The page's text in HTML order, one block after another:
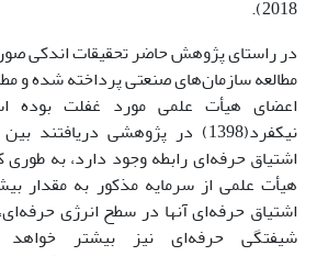
2018).
در راستای پژوهش حاضر تحقیقات اندکی
مطالعه سازمان‌های صنعتی پرداخته شده و
اعضای هیأت علمی مورد غفلت بوده
نیکفرد(1398) در پژوهشی
اشتیاق حرفه‌ای رابطه وجود دارد، به
هیأت علمی از سرمایه مذکور به مقدار
اشتیاق حرفه‌ای آنها در سطح انرژی
شیفتگی حرفه‌ای نیز بیشتر